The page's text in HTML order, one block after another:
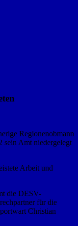
Regionenobmann
Amt niedergelegt
Arbeit und
die DESV-
für die
Christian